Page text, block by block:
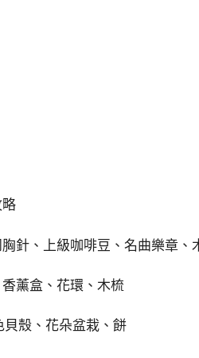
針、上級咖啡豆、名曲樂章、
薰盒、花環、木梳
貝殼、花朵盆栽、餅